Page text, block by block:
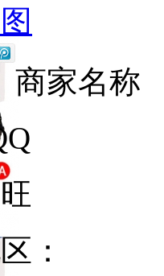
商家名称
旺
：